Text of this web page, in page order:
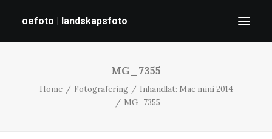
oefoto | landskapsfoto
GALLERI
MG_7355
Home Fotografering
Inhandlat: Mac mini 2014
MG_7355